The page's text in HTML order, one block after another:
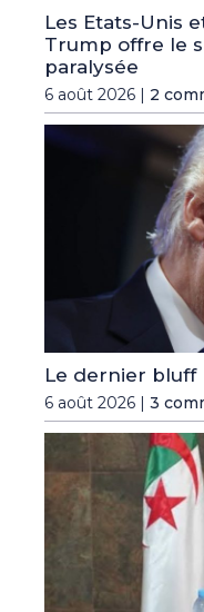
Les Etats-Unis
Trump offre le
paralysée
6 août 2026 | 2
Le dernier bluff
6 août 2026 | 3